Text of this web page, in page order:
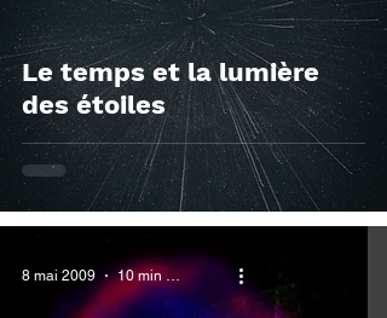
Le temps et la lumière
des étoiles
8 mai 2009 10 min de lecture